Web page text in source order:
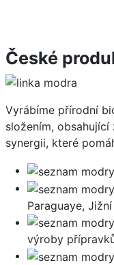
České
Vyrábíme přírodní
složením,
synergii, které
Paraguaye,
výroby